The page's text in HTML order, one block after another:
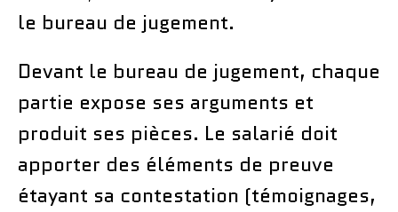
le bureau de jugement.
Devant le bureau de jugement, chaque
partie expose ses arguments et
produit ses pièces. Le salarié doit
apporter des éléments de preuve
étayant sa contestation (témoignages,